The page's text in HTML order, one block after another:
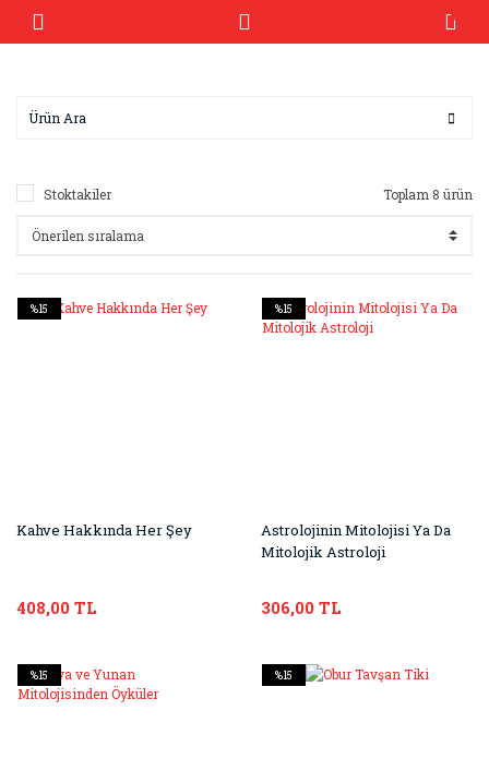
Stoktakiler Toplam 8 ürün
%15
Kahve Hakkında Her Şey
408,00 TL
%15
Astrolojinin Mitolojisi Ya Da
Mitolojik Astroloji
306,00 TL
%15 %15